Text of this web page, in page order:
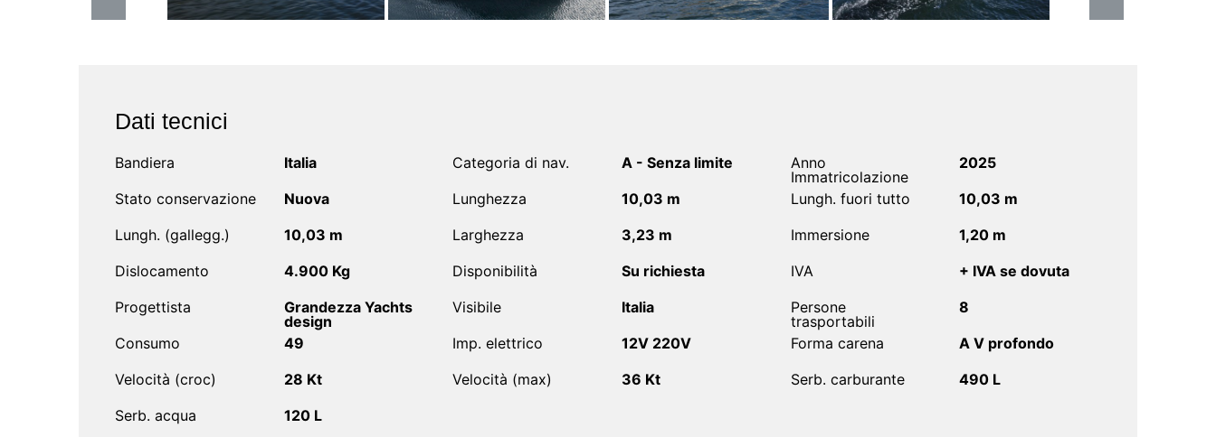
Dati tecnici
Bandiera Italia Categoria di nav. A - Senza limite
Anno
Immatricolazione
2025
Stato conservazione
Nuova Lunghezza 10,03 m Lungh. fuori tutto
10,03 m
Lungh. (gallegg.)
10,03 m Larghezza 3,23 m Immersione
1,20 m
Dislocamento
4.900 Kg Disponibilità Su richiesta IVA
+ IVA se dovuta
Progettista
Grandezza Yachts
design
Visibile Italia
Persone
trasportabili
8
Consumo
49 Imp. elettrico 12V 220V Forma carena
A V profondo
Velocità (croc)
28 Kt Velocità (max) 36 Kt Serb. carburante
490 L
Serb. acqua
120 L